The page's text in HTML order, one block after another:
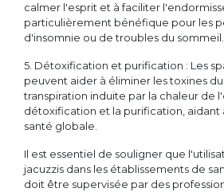
calmer l'esprit et à faciliter
particulièrement bénéfique pour les
d'insomnie ou de troubles du sommeil.
5. Détoxification et purification : Les
peuvent aider à éliminer les toxines
transpiration induite par la chaleur de
détoxification et la purification, aidant
santé globale.
Il est essentiel de souligner que
jacuzzis dans les établissements de
doit être supervisée par des